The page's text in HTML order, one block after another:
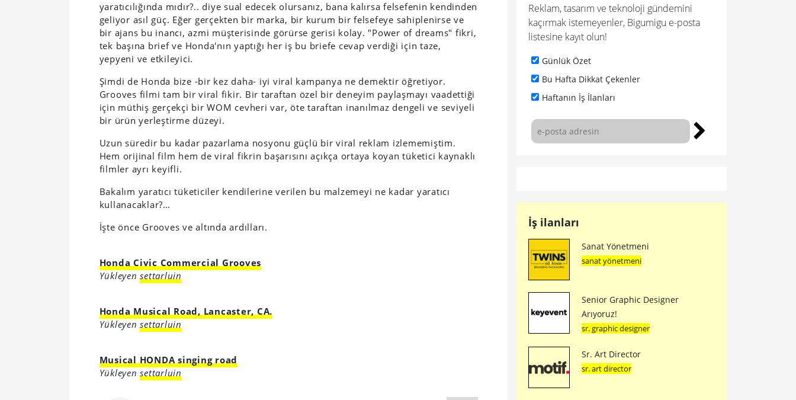
yaratıcılığında mıdır?.. diye sual edecek olursanız, bana kalırsa felsefenin kendinden
geliyor asıl güç. Eğer gerçekten bir marka, bir kurum bir felsefeye sahiplenirse ve
bir ajans bu inancı, azmi müşterisinde görürse gerisi kolay. "Power of dreams" fikri,
tek başına brief ve Honda'nın yaptığı her iş bu briefe cevap verdiği için taze,
yepyeni ve etkileyici.
Şimdi de Honda bize -bir kez daha- iyi viral kampanya ne demektir öğretiyor.
Grooves filmi tam bir viral fikir. Bir taraftan özel bir deneyim paylaşmayı vaadettiği
için müthiş gerçekçi bir WOM cevheri var, öte taraftan inanılmaz dengeli ve seviyeli
bir ürün yerleştirme düzeyi.
Uzun süredir bu kadar pazarlama nosyonu güçlü bir viral reklam izlememiştim.
Hem orijinal film hem de viral fikrin başarısını açıkça ortaya koyan tüketici kaynaklı
filmler ayrı keyifli.
Bakalım yaratıcı tüketiciler kendilerine verilen bu malzemeyi ne kadar yaratıcı
kullanacaklar?…
İşte önce Grooves ve altında ardılları.
Honda Civic Commercial Grooves
Yükleyensettarluin
Honda Musical Road, Lancaster, CA.
Yükleyensettarluin
Musical HONDA singing road
Yükleyensettarluin
Reklam, tasarım ve teknoloji gündemini
kaçırmak istemeyenler, Bigumigu e-posta
listesine kayıt olun!
Günlük Özet
Bu Hafta Dikkat Çekenler
Haftanın İş İlanları
İş ilanları
Sanat Yönetmeni
sanat yönetmeni
Senior Graphic Designer
Arıyoruz!
sr. graphic designer
Sr. Art Director
sr. art director